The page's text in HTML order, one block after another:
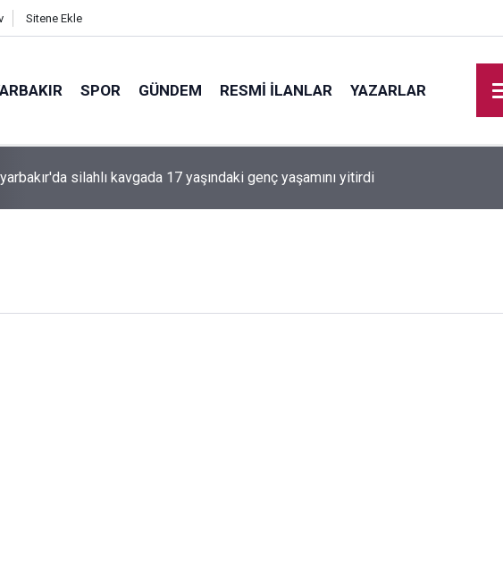
Sitene Ekle
SPOR GÜNDEM RESMI İLANLAR YAZARLAR
Öcalan ve Demirtaş açıklaması